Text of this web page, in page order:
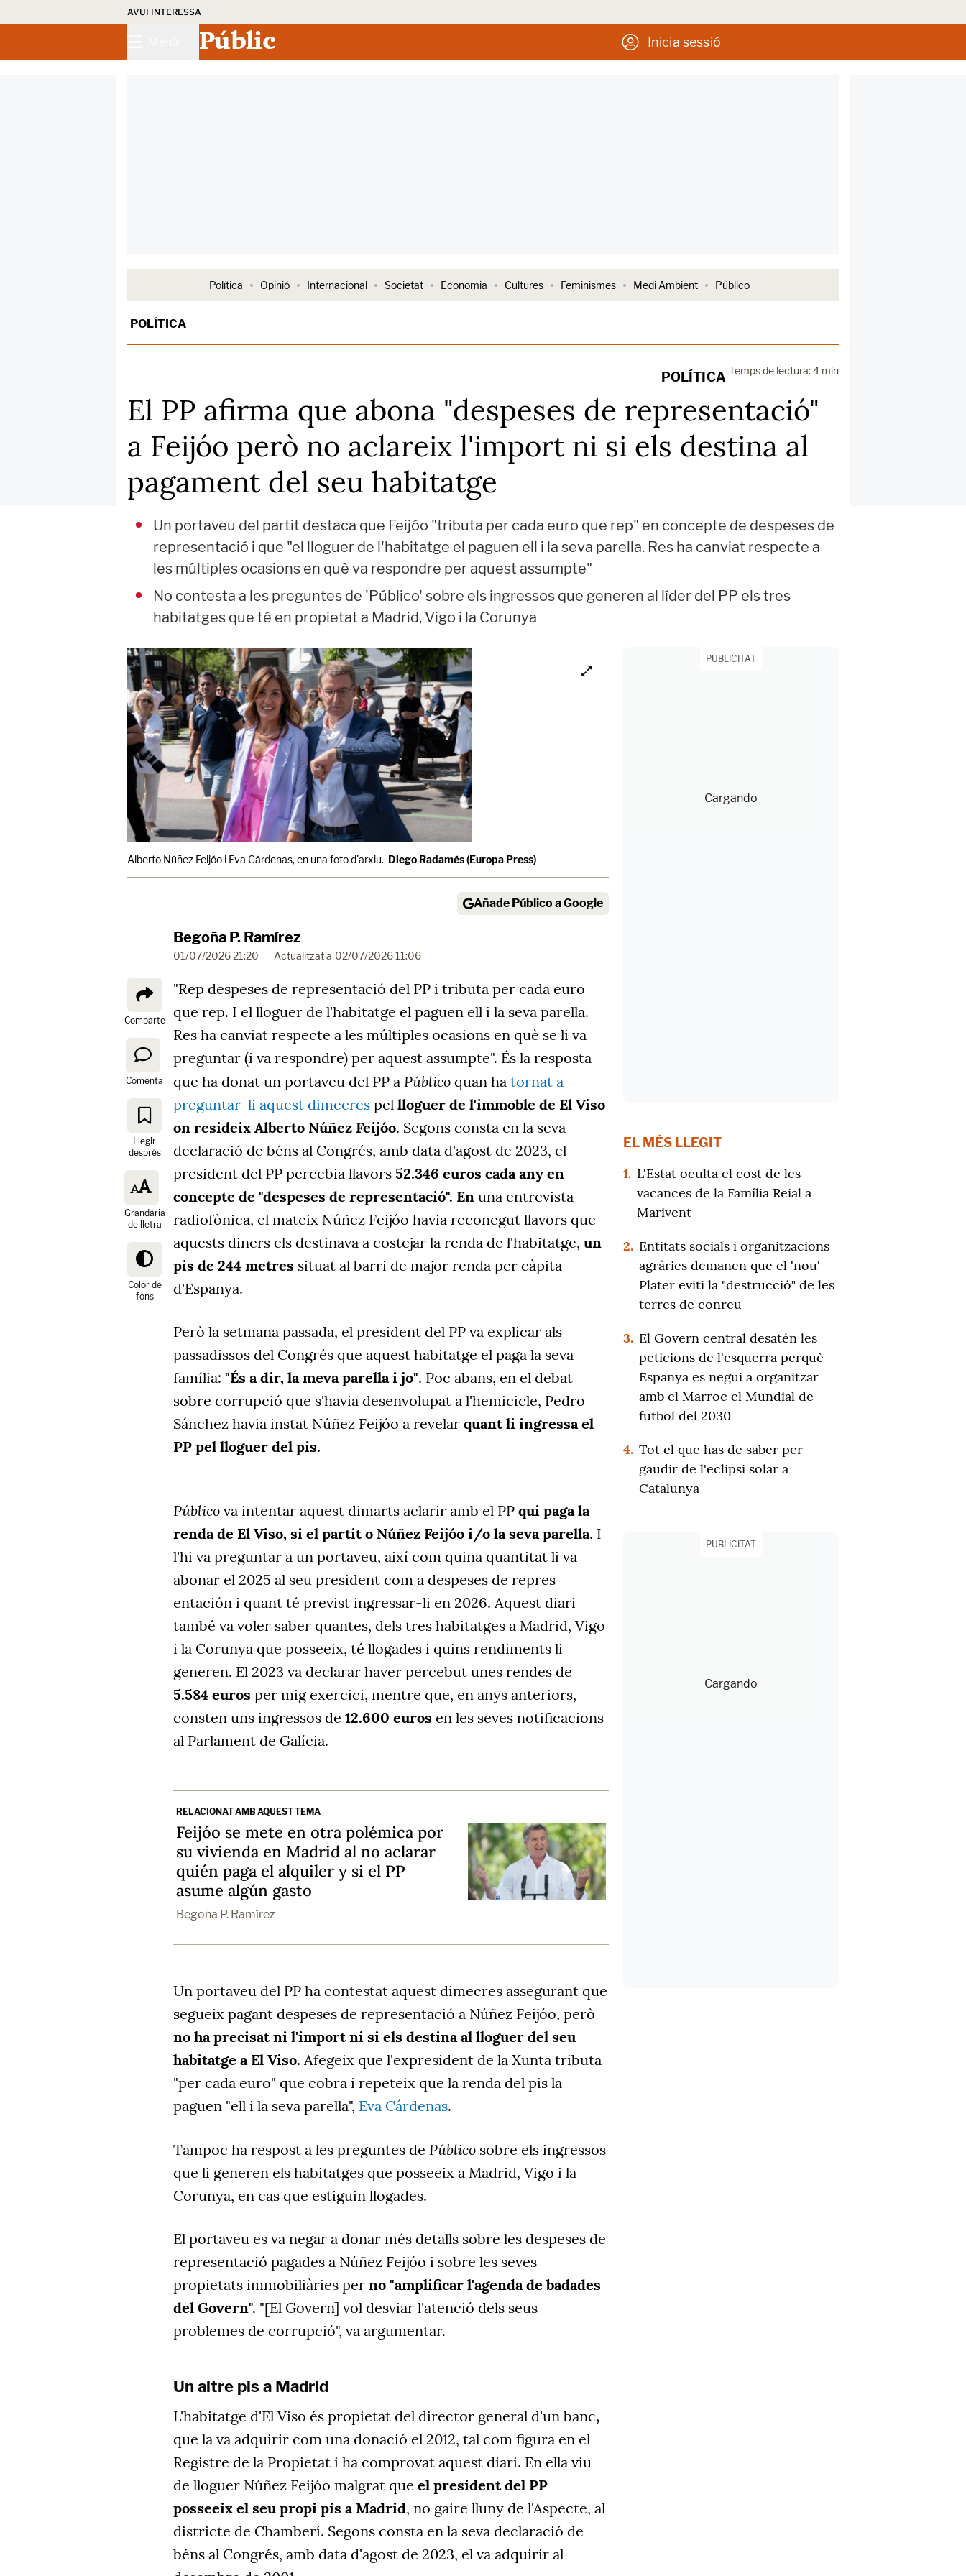
AVUI INTERESSA
Públic Inicia sessió
Política Opinió Internacional Societat Economia Cultures Feminismes Medi Ambient Público
POLÍTICA
POLÍTICA Temps de lectura: 4 min
El PP afirma que abona "despeses de representació"
a Feijóo però no aclareix l'import ni si els destina al
pagament del seu habitatge
Un portaveu del partit destaca que Feijóo "tributa per cada euro que rep" en concepte de despeses de
representació i que "el lloguer de l'habitatge el paguen ell i la seva parella. Res ha canviat respecte a
les múltiples ocasions en què va respondre per aquest assumpte"
No contesta a les preguntes de 'Público' sobre els ingressos que generen al líder del PP els tres
habitatges que té en propietat a Madrid, Vigo i la Corunya
Alberto Núñez Feijóo i Eva Cárdenas, en una foto d'arxiu. Diego Radamés (Europa Press)
Añade Público a Google
Begoña P. Ramírez
01/07/2026 21:20 - Actualitzat a 02/07/2026 11:06
Comparte
Comenta
Llegir
després
Grandària
de lletra
Color de
fons
"Rep despeses de representació del PP i tributa per cada euro
que rep. I el lloguer de l'habitatge el paguen ell i la seva parella.
Res ha canviat respecte a les múltiples ocasions en què se li va
preguntar (i va respondre) per aquest assumpte". És la resposta
que ha donat un portaveu del PP a Público quan ha tornat a
preguntar-li aquest dimecres pel lloguer de l'immoble de El Viso
on resideix Alberto Núñez Feijóo. Segons consta en la seva
declaració de béns al Congrés, amb data d'agost de 2023, el
president del PP percebia llavors 52.346 euros cada any en
concepte de "despeses de representació". En una entrevista
radiofònica, el mateix Núñez Feijóo havia reconegut llavors que
aquests diners els destinava a costejar la renda de l'habitatge, un
pis de 244 metres situat al barri de major renda per càpita
d'Espanya.
Però la setmana passada, el president del PP va explicar als
passadissos del Congrés que aquest habitatge el paga la seva
família: "És a dir, la meva parella i jo". Poc abans, en el debat
sobre corrupció que s'havia desenvolupat a l'hemicicle, Pedro
Sánchez havia instat Núñez Feijóo a revelar quant li ingressa el
PP pel lloguer del pis.
Público va intentar aquest dimarts aclarir amb el PP qui paga la
renda de El Viso, si el partit o Núñez Feijóo i/o la seva parella. I
l'hi va preguntar a un portaveu, així com quina quantitat li va
abonar el 2025 al seu president com a despeses de repres
entación i quant té previst ingressar-li en 2026. Aquest diari
també va voler saber quantes, dels tres habitatges a Madrid, Vigo
i la Corunya que posseeix, té llogades i quins rendiments li
generen. El 2023 va declarar haver percebut unes rendes de
5.584 euros per mig exercici, mentre que, en anys anteriors,
consten uns ingressos de 12.600 euros en les seves notificacions
al Parlament de Galícia.
RELACIONAT AMB AQUEST TEMA
Feijóo se mete en otra polémica por
su vivienda en Madrid al no aclarar
quién paga el alquiler y si el PP
asume algún gasto
Begoña P. Ramírez
Un portaveu del PP ha contestat aquest dimecres assegurant que
segueix pagant despeses de representació a Núñez Feijóo, però
no ha precisat ni l'import ni si els destina al lloguer del seu
habitatge a El Viso. Afegeix que l'expresident de la Xunta tributa
"per cada euro" que cobra i repeteix que la renda del pis la
paguen "ell i la seva parella", Eva Cárdenas.
Tampoc ha respost a les preguntes de Público sobre els ingressos
que li generen els habitatges que posseeix a Madrid, Vigo i la
Corunya, en cas que estiguin llogades.
El portaveu es va negar a donar més detalls sobre les despeses de
representació pagades a Núñez Feijóo i sobre les seves
propietats immobiliàries per no "amplificar l'agenda de badades
del Govern". "[El Govern] vol desviar l'atenció dels seus
problemes de corrupció", va argumentar.
Un altre pis a Madrid
L'habitatge d'El Viso és propietat del director general d'un banc,
que la va adquirir com una donació el 2012, tal com figura en el
Registre de la Propietat i ha comprovat aquest diari. En ella viu
de lloguer Núñez Feijóo malgrat que el president del PP
posseeix el seu propi pis a Madrid, no gaire lluny de l'Aspecte, al
districte de Chamberí. Segons consta en la seva declaració de
béns al Congrés, amb data d'agost de 2023, el va adquirir al
PUBLICITAT
EL MÉS LLEGIT
1. L'Estat oculta el cost de les
vacances de la Família Reial a
Marivent
2. Entitats socials i organitzacions
agràries demanen que el 'nou'
Plater eviti la "destrucció" de les
terres de conreu
3. El Govern central desatén les
peticions de l'esquerra perquè
Espanya es negui a organitzar
amb el Marroc el Mundial de
futbol del 2030
4. Tot el que has de saber per
gaudir de l'eclipsi solar a
Catalunya
PUBLICITAT